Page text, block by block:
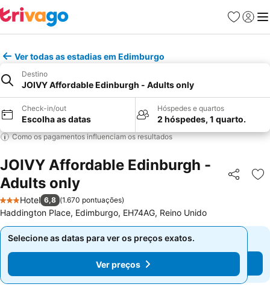
Favoritos
Iniciar
Ver todas as estadias em Edimburgo
Destino
JOIVY Affordable Edinburgh - Adults only
Check-in/out
Escolha as datas
Hóspedes e quartos
2 hóspedes, 1 quarto.
Como os pagamentos influenciam os resultados
JOIVY Affordable Edinburgh -
Adults only
Partilhar
3 Estrelas
Hotel 6,8 (1.670 pontuações)
Haddington Place, Edimburgo, EH74AG, Reino Unido
Selecione as datas para ver os preços exatos.
Ver preços
Selecione as datas para ver os preços exatos.
Ver preços